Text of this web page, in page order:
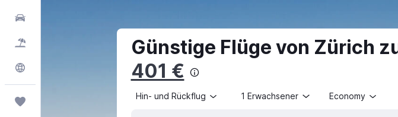
Günstige Flüge von Zürich
401 €
Hin- und Rückflug 1 Erwachsener Economy